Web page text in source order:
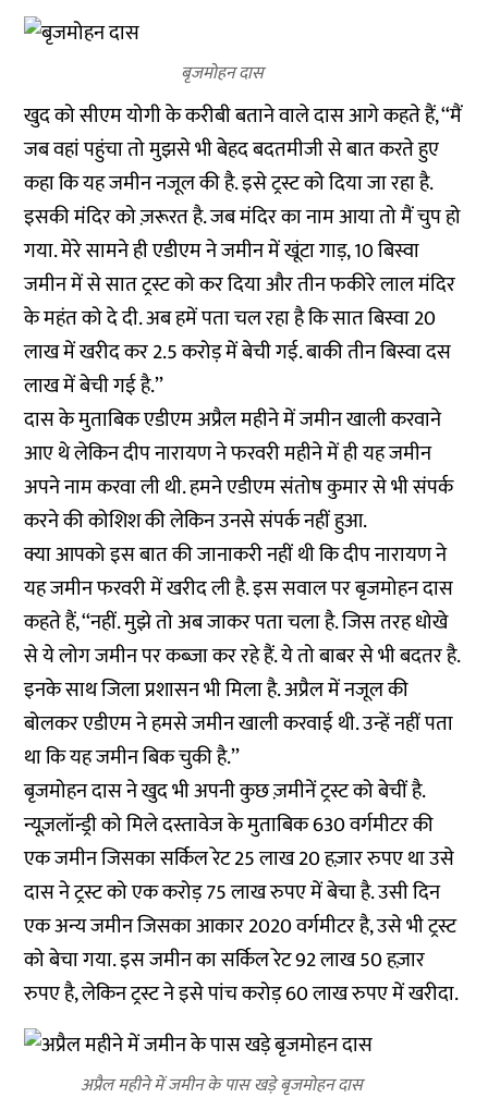
बृजमोहन दास
खुद को सीएम योगी के करीबी बताने वाले दास आगे कहते हैं, ‘‘मैं
जब वहां पहुंचा तो मुझसे भी बेहद बदतमीजी से बात करते हुए
कहा कि यह जमीन नजूल की है. इसे ट्रस्ट को दिया जा रहा है.
इसकी मंदिर को ज़रूरत है. जब मंदिर का नाम आया तो मैं चुप हो
गया. मेरे सामने ही एडीएम ने जमीन में खूंटा गाड़, 10 बिस्वा
जमीन में से सात ट्रस्ट को कर दिया और तीन फकीरे लाल मंदिर
के महंत को दे दी. अब हमें पता चल रहा है कि सात बिस्वा 20
लाख में खरीद कर 2.5 करोड़ में बेची गई. बाकी तीन बिस्वा दस
लाख में बेची गई है.’’
दास के मुताबिक एडीएम अप्रैल महीने में जमीन खाली करवाने
आए थे लेकिन दीप नारायण ने फरवरी महीने में ही यह जमीन
अपने नाम करवा ली थी. हमने एडीएम संतोष कुमार से भी संपर्क
करने की कोशिश की लेकिन उनसे संपर्क नहीं हुआ.
क्या आपको इस बात की जानाकरी नहीं थी कि दीप नारायण ने
यह जमीन फरवरी में खरीद ली है. इस सवाल पर बृजमोहन दास
कहते हैं, ‘‘नहीं. मुझे तो अब जाकर पता चला है. जिस तरह धोखे
से ये लोग जमीन पर कब्जा कर रहे हैं. ये तो बाबर से भी बदतर है.
इनके साथ जिला प्रशासन भी मिला है. अप्रैल में नजूल की
बोलकर एडीएम ने हमसे जमीन खाली करवाई थी. उन्हें नहीं पता
था कि यह जमीन बिक चुकी है.’’
बृजमोहन दास ने खुद भी अपनी कुछ ज़मीनें ट्रस्ट को बेचीं है.
न्यूज़लॉन्ड्री को मिले दस्तावेज के मुताबिक 630 वर्गमीटर की
एक जमीन जिसका सर्किल रेट 25 लाख 20 हज़ार रुपए था उसे
दास ने ट्रस्ट को एक करोड़ 75 लाख रुपए में बेचा है. उसी दिन
एक अन्य जमीन जिसका आकार 2020 वर्गमीटर है, उसे भी ट्रस्ट
को बेचा गया. इस जमीन का सर्किल रेट 92 लाख 50 हज़ार
रुपए है, लेकिन ट्रस्ट ने इसे पांच करोड़ 60 लाख रुपए में खरीदा.
अप्रैल महीने में जमीन के पास खड़े बृजमोहन दास